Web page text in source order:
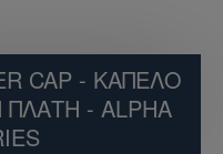
CAP - ΚΑΠΈΛΟ
ΠΛΆΤΗ - ALPHA